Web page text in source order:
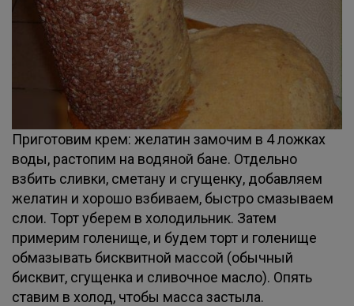
Приготовим крем: желатин замочим в 4 ложках
воды, растопим на водяной бане. Отдельно
взбить сливки, сметану и сгущенку, добавляем
желатин и хорошо взбиваем, быстро смазываем
слои. Торт уберем в холодильник. Затем
примерим голенище, и будем торт и голенище
обмазывать бисквитной массой (обычный
бисквит, сгущенка и сливочное масло). Опять
ставим в холод, чтобы масса застыла.